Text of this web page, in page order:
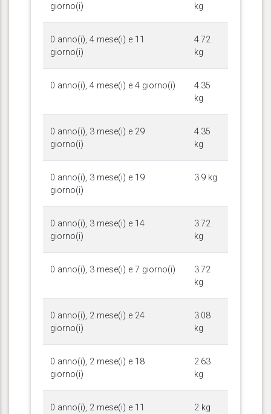
giorno(i)
kg
0 anno(i), 4 mese(i) e 11
giorno(i)
4.72
kg
0 anno(i), 4 mese(i) e 4 giorno(i)
4.35
kg
0 anno(i), 3 mese(i) e 29
giorno(i)
4.35
kg
0 anno(i), 3 mese(i) e 19
giorno(i)
3.9 kg
0 anno(i), 3 mese(i) e 14
giorno(i)
3.72
kg
0 anno(i), 3 mese(i) e 7 giorno(i)
3.72
kg
0 anno(i), 2 mese(i) e 24
giorno(i)
3.08
kg
0 anno(i), 2 mese(i) e 18
giorno(i)
2.63
kg
0 anno(i), 2 mese(i) e 11
2 kg